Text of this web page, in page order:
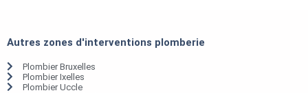
Autres zones d'interventions plomberie
Plombier Bruxelles
Plombier Ixelles
Plombier Uccle